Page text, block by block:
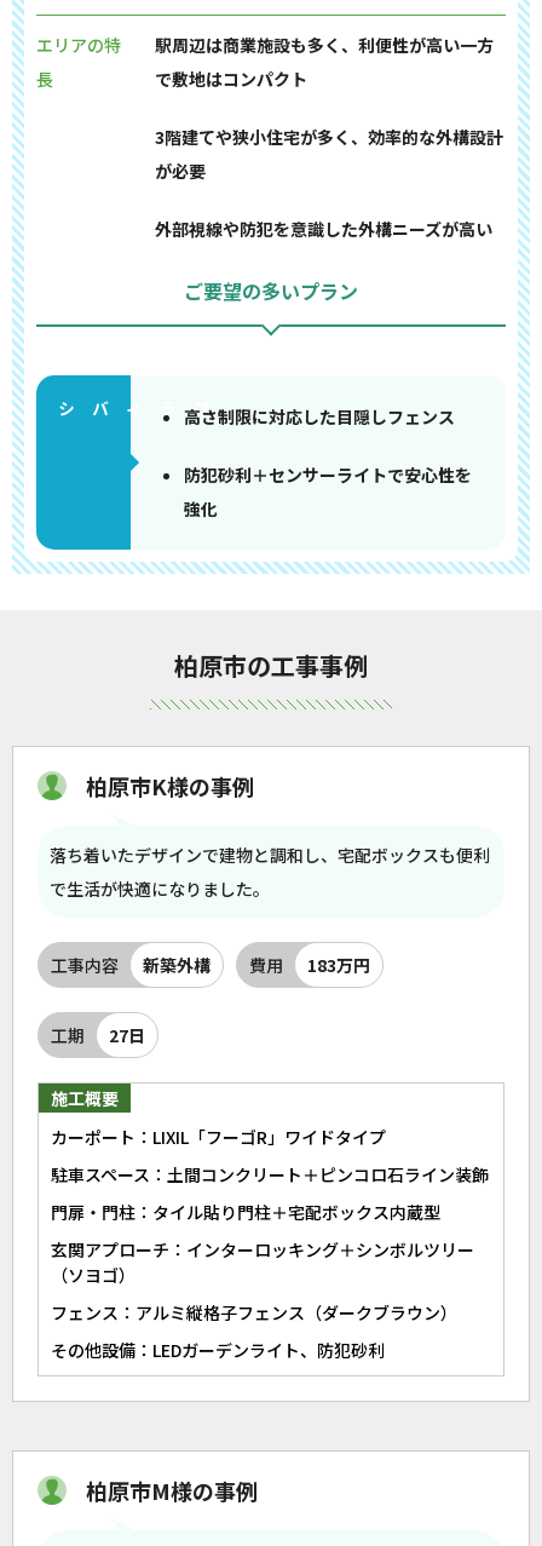
エリアの特
長
駅周辺は商業施設も多く、利便性が高い一方
で敷地はコンパクト
3階建てや狭小住宅が多く、効率的な外構設計
が必要
外部視線や防犯を意識した外構ニーズが高い
ご要望の多いプラン
高さ制限に対応した目隠しフェンス
防犯砂利＋センサーライトで安心性を
強化
柏原市の工事事例
柏原市K様の事例
落ち着いたデザインで建物と調和し、宅配ボックスも便利
で生活が快適になりました。
工事内容 新築外構 費用 183万円
工期 27日
施工概要
カーポート：LIXIL「フーゴR」ワイドタイプ
駐車スペース：土間コンクリート＋ピンコロ石ライン装飾
門扉・門柱：タイル貼り門柱＋宅配ボックス内蔵型
玄関アプローチ：インターロッキング＋シンボルツリー
（ソヨゴ）
フェンス：アルミ縦格子フェンス（ダークブラウン）
その他設備：LEDガーデンライト、防犯砂利
柏原市M様の事例